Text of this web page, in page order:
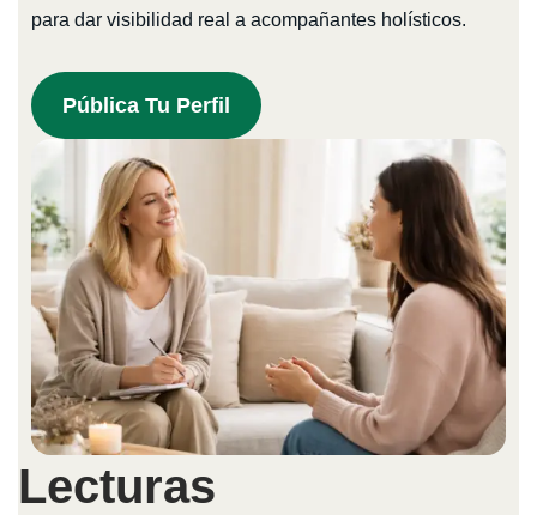
para dar visibilidad real a acompañantes holísticos.
Pública Tu Perfil
Lecturas